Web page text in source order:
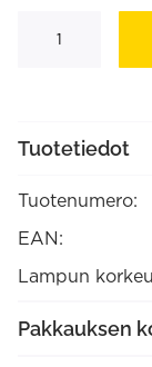
60W
Tuotetiedot
Tuotenumero:
EAN:
Lampun
Pakkauksen